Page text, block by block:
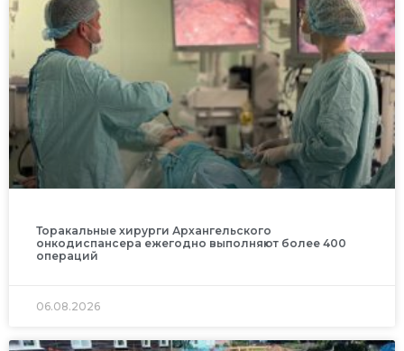
Торакальные хирурги Архангельского
онкодиспансера ежегодно выполняют более 400
операций
06.08.2026